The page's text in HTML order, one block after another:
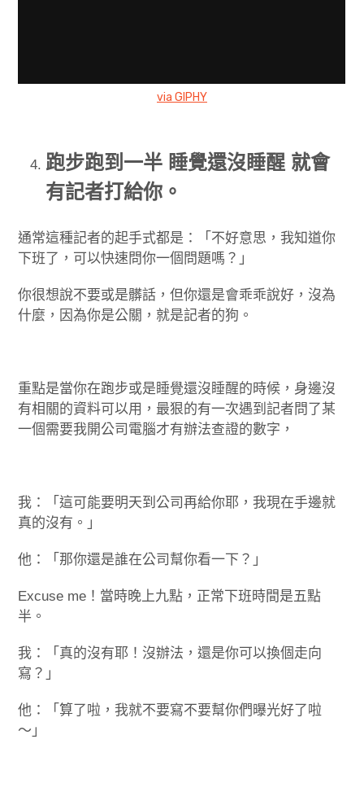
via GIPHY
跑步跑到一半 睡覺還沒睡醒 就會
有記者打給你。
通常這種記者的起手式都是：「不好意思，我知道你
下班了，可以快速問你一個問題嗎？」
你很想說不要或是髒話，但你還是會乖乖說好，沒為
什麼，因為你是公關，就是記者的狗。
重點是當你在跑步或是睡覺還沒睡醒的時候，身邊沒
有相關的資料可以用，最狠的有一次遇到記者問了某
一個需要我開公司電腦才有辦法查證的數字，
我：「這可能要明天到公司再給你耶，我現在手邊就
真的沒有。」
他：「那你還是誰在公司幫你看一下？」
Excuse me！當時晚上九點，正常下班時間是五點
半。
我：「真的沒有耶！沒辦法，還是你可以換個走向
寫？」
他：「算了啦，我就不要寫不要幫你們曝光好了啦
～」